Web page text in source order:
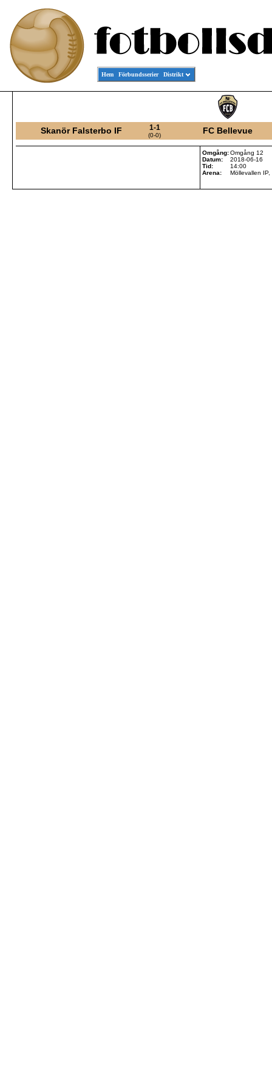
Hem Förbundsserier Distrikt
Skanör Falsterbo IF 1-1
(0-0) FC Bellevue
Omgång:Omgång 12
Datum:
2018-06-16
Tid:
14:00
Arena:
Möllevallen IP,